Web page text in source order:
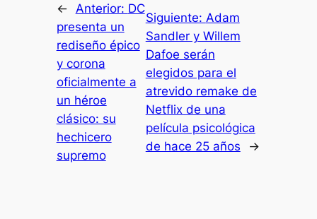
← Anterior: DC
presenta un
rediseño épico
y corona
oficialmente a
un héroe
clásico: su
hechicero
supremo
Siguiente: Adam
Sandler y Willem
Dafoe serán
elegidos para el
atrevido remake de
Netflix de una
película psicológica
de hace 25 años
→